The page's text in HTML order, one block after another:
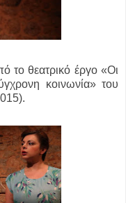
το θεατρικό έργο «Οι
κοινωνία» του